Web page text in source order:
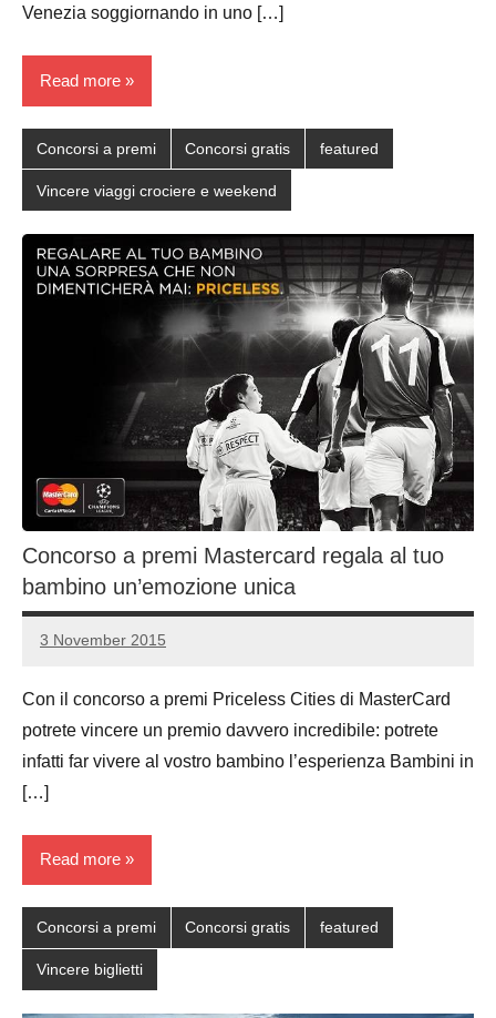
Venezia soggiornando in uno […]
Read more
Concorsi a premi Concorsi gratis featured
Vincere viaggi crociere e weekend
Concorso a premi Mastercard regala al tuo
bambino un’emozione unica
3 November 2015
Luca
No
Con il concorso a premi Priceless Cities di MasterCard
potrete vincere un premio davvero incredibile: potrete
infatti far vivere al vostro bambino l’esperienza Bambini in
[…]
Read more
Concorsi a premi Concorsi gratis featured
Vincere biglietti